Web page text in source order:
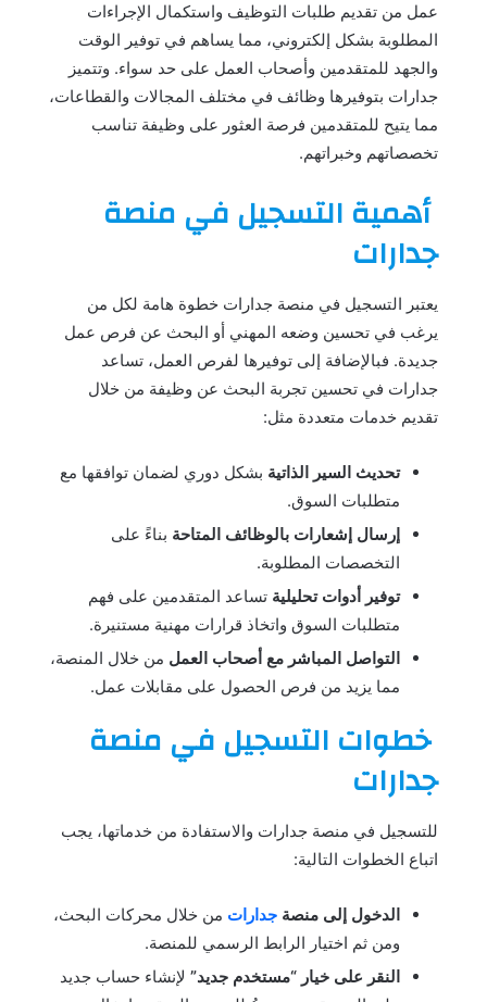
عمل من تقديم طلبات التوظيف واستكمال الإجراءات
المطلوبة بشكل إلكتروني، مما يساهم في توفير الوقت
والجهد للمتقدمين وأصحاب العمل على حد سواء. وتتميز
جدارات بتوفيرها وظائف في مختلف المجالات والقطاعات،
مما يتيح للمتقدمين فرصة العثور على وظيفة تناسب
تخصصاتهم وخبراتهم.
أهمية التسجيل في منصة
جدارات
يعتبر التسجيل في منصة جدارات خطوة هامة لكل من
يرغب في تحسين وضعه المهني أو البحث عن فرص عمل
جديدة. فبالإضافة إلى توفيرها لفرص العمل، تساعد
جدارات في تحسين تجربة البحث عن وظيفة من خلال
تقديم خدمات متعددة مثل:
تحديث السير الذاتية بشكل دوري لضمان توافقها مع
متطلبات السوق.
إرسال إشعارات بالوظائف المتاحة بناءً على
التخصصات المطلوبة.
توفير أدوات تحليلية تساعد المتقدمين على فهم
متطلبات السوق واتخاذ قرارات مهنية مستنيرة.
التواصل المباشر مع أصحاب العمل من خلال المنصة،
مما يزيد من فرص الحصول على مقابلات عمل.
خطوات التسجيل في منصة
جدارات
للتسجيل في منصة جدارات والاستفادة من خدماتها، يجب
اتباع الخطوات التالية:
الدخول إلى منصة جدارات من خلال محركات البحث،
ومن ثم اختيار الرابط الرسمي للمنصة.
النقر على خيار “مستخدم جديد” لإنشاء حساب جديد